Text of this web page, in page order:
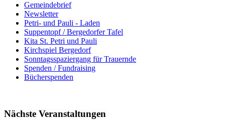
Gemeindebrief
Newsletter
Petri- und Pauli - Laden
Suppentopf / Bergedorfer Tafel
Kita St. Petri und Pauli
Kirchspiel Bergedorf
Sonntagsspaziergang für Trauernde
Spenden / Fundraising
Bücherspenden
Nächste Veranstaltungen